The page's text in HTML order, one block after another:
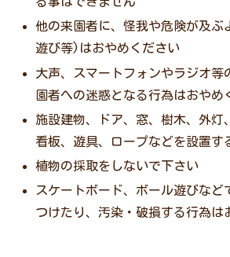
他の来園者に、怪我や危険が及ぶ
遊び等)はおやめください
大声、スマートフォンやラジオ等
園者への迷惑となる行為はおやめ
施設建物、ドア、窓、樹木、外灯
看板、遊具、ロープなどを設置す
植物の採取をしないで下さい
スケートボード、ボール遊びなど
つけたり、汚染・破損する行為は